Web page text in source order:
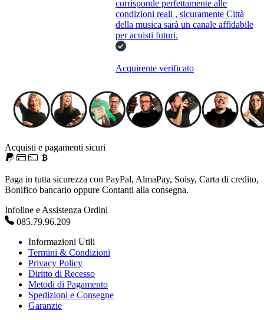
corrisponde perfettamente alle
condizioni reali , sicuramente Città
della musica sarà un canale affidabile
per acuisti futuri.
Acquirente verificato
Acquisti e pagamenti sicuri
Paga in tutta sicurezza con PayPal, AlmaPay, Soisy, Carta di credito,
Bonifico bancario oppure Contanti alla consegna.
Infoline e Assistenza Ordini
085.79.96.209
Informazioni Utili
Termini & Condizioni
Privacy Policy
Diritto di Recesso
Metodi di Pagamento
Spedizioni e Consegne
Garanzie